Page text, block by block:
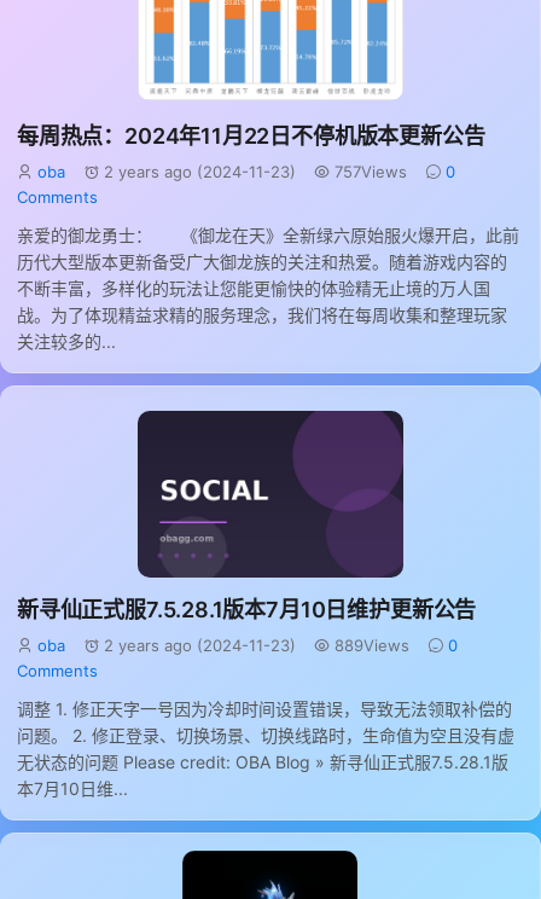
每周热点：2024年11月22日不停机版本更新公告
oba 2 years ago (2024-11-23) 757Views
0
Comments
亲爱的御龙勇士： 《御龙在天》全新绿六原始服火爆开启，此前
历代大型版本更新备受广大御龙族的关注和热爱。随着游戏内容的
不断丰富，多样化的玩法让您能更愉快的体验精无止境的万人国
战。为了体现精益求精的服务理念，我们将在每周收集和整理玩家
关注较多的...
新寻仙正式服7.5.28.1版本7月10日维护更新公告
oba 2 years ago (2024-11-23) 889Views
0
Comments
调整 1. 修正天字一号因为冷却时间设置错误，导致无法领取补偿的
问题。 2. 修正登录、切换场景、切换线路时，生命值为空且没有虚
无状态的问题 Please credit: OBA Blog » 新寻仙正式服7.5.28.1版
本7月10日维...